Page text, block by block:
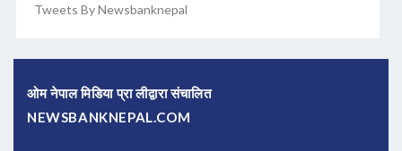
Tweets By Newsbanknepal
ओम नेपाल मिडिया प्रा लीद्वारा संचालित
NEWSBANKNEPAL.COM